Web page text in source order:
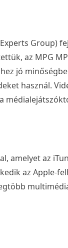
Group)
az MPG
jó
használ.
amelyet az
az Apple-